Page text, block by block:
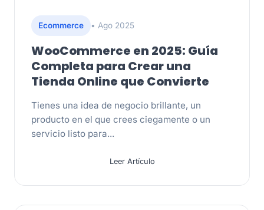
Ecommerce • Ago 2025
WooCommerce en 2025: Guía
Completa para Crear una
Tienda Online que Convierte
Tienes una idea de negocio brillante, un
producto en el que crees ciegamente o un
servicio listo para...
Leer Artículo